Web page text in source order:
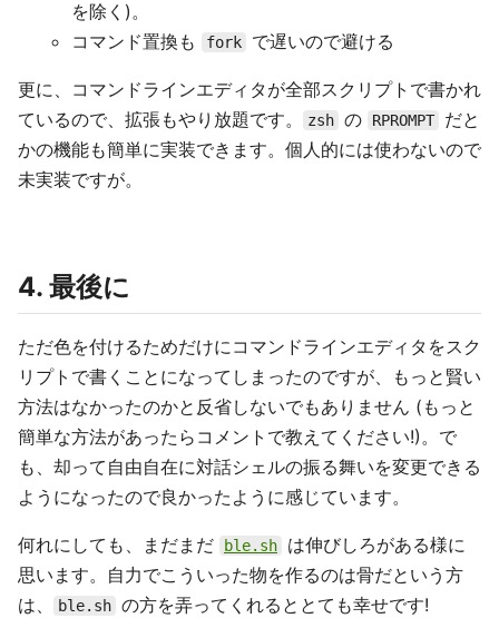
を除く)。
コマンド置換も
fork で遅いので避ける
更に、コマンドラインエディタが全部スクリプトで書かれ
ているので、拡張もやり放題です。
zsh の RPROMPT
だと
かの機能も簡単に実装できます。個人的には使わないので
未実装ですが。
4. 最後に
ただ色を付けるためだけにコマンドラインエディタをスク
リプトで書くことになってしまったのですが、もっと賢い
方法はなかったのかと反省しないでもありません (もっと
簡単な方法があったらコメントで教えてください!)。で
も、却って自由自在に対話シェルの振る舞いを変更できる
ようになったので良かったように感じています。
何れにしても、まだまだ ble.sh
は伸びしろがある様に
思います。自力でこういった物を作るのは骨だという方
は、
ble.sh の方を弄ってくれるととても幸せです!